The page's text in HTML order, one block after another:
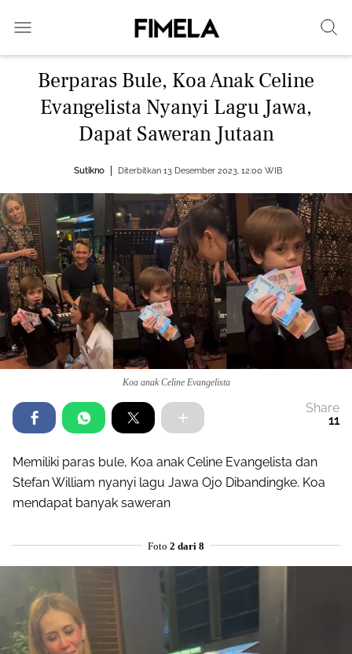
Berparas Bule, Koa Anak Celine
Evangelista Nyanyi Lagu Jawa,
Dapat Saweran Jutaan
Sutikno Diterbitkan 13 Desember 2023, 12:00 WIB
Koa anak Celine Evangelista
Share
11
Memiliki paras bule, Koa anak Celine Evangelista dan
Stefan William nyanyi lagu Jawa Ojo Dibandingke. Koa
mendapat banyak saweran
Foto 2 dari 8